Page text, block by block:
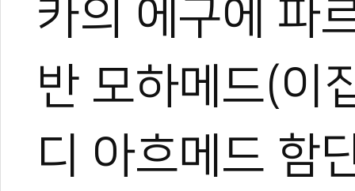
카의 에구에 파
반 모하메드(이
디 아흐메드 함